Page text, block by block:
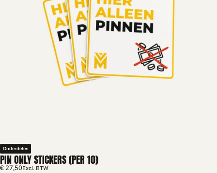
Onderdelen
PIN ONLY STICKERS (PER 10)
€ 27,50Excl. BTW